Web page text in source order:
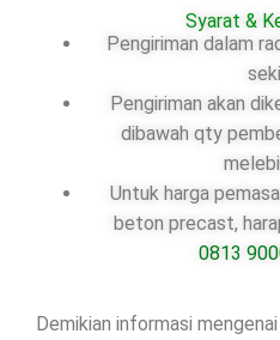
Syarat &
Pengiriman dalam
Pengiriman akan
dibawah qty
Untuk harga
beton precast,
0813
Demikian informasi mengenai